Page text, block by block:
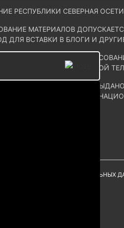
РЕСПУБЛИКИ СЕВЕРНАЯ
МАТЕРИАЛОВ
ДЛЯ ВСТАВКИ В БЛОГИ И
ИНТЕРНЕТ БЕЗ
ВЕЩАНИЯ НАЦИОНАЛЬНОЙ
СМИ ЭЛ № ФС 77-79299
ОСЕТИЯ – АЛАНИЯ
НА ОБРАБОТКУ ПЕРСОНАЛЬНЫХ